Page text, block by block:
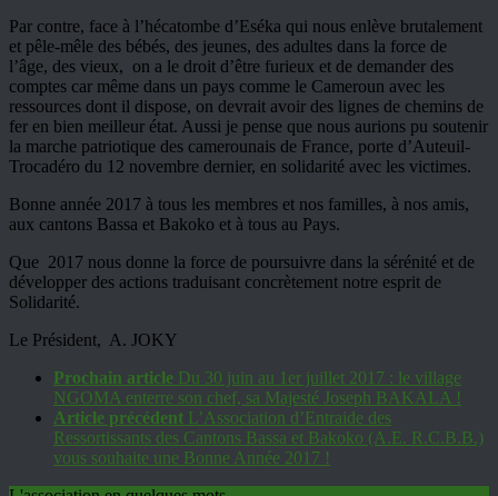
Par contre, face à l’hécatombe d’Eséka qui nous enlève brutalement
et pêle-mêle des bébés, des jeunes, des adultes dans la force de
l’âge, des vieux, on a le droit d’être furieux et de demander des
comptes car même dans un pays comme le Cameroun avec les
ressources dont il dispose, on devrait avoir des lignes de chemins de
fer en bien meilleur état. Aussi je pense que nous aurions pu soutenir
la marche patriotique des camerounais de France, porte d’Auteuil-
Trocadéro du 12 novembre dernier, en solidarité avec les victimes.
Bonne année 2017 à tous les membres et nos familles, à nos amis,
aux cantons Bassa et Bakoko et à tous au Pays.
Que 2017 nous donne la force de poursuivre dans la sérénité et de
développer des actions traduisant concrètement notre esprit de
Solidarité.
Le Président, A. JOKY
Prochain article Du 30 juin au 1er juillet 2017 : le village
NGOMA enterre son chef, sa Majesté Joseph BAKALA !
Article précédent L’Association d’Entraide des
Ressortissants des Cantons Bassa et Bakoko (A.E. R.C.B.B.)
vous souhaite une Bonne Année 2017 !